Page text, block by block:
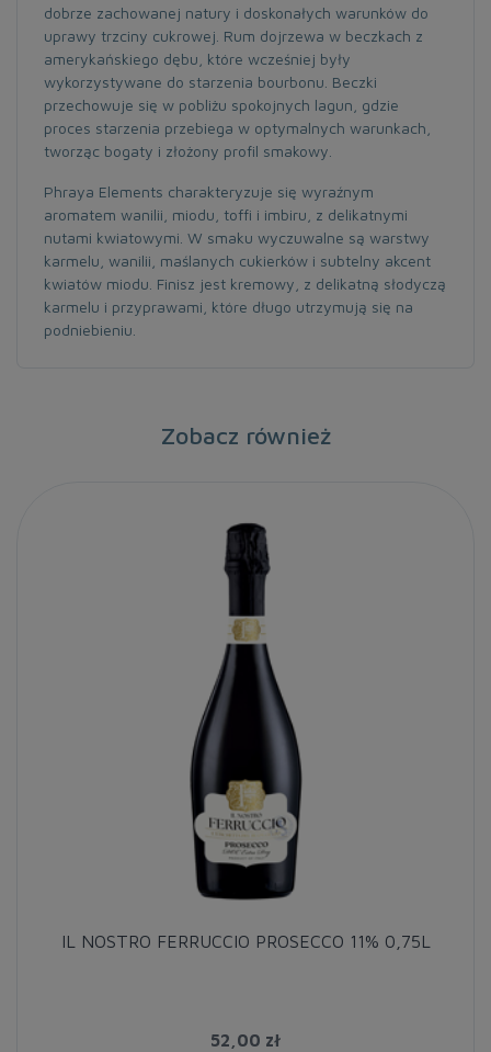
dobrze zachowanej natury i doskonałych warunków do
uprawy trzciny cukrowej. Rum dojrzewa w beczkach z
amerykańskiego dębu, które wcześniej były
wykorzystywane do starzenia bourbonu. Beczki
przechowuje się w pobliżu spokojnych lagun, gdzie
proces starzenia przebiega w optymalnych warunkach,
tworząc bogaty i złożony profil smakowy.
Phraya Elements charakteryzuje się wyraźnym
aromatem wanilii, miodu, toffi i imbiru, z delikatnymi
nutami kwiatowymi. W smaku wyczuwalne są warstwy
karmelu, wanilii, maślanych cukierków i subtelny akcent
kwiatów miodu. Finisz jest kremowy, z delikatną słodyczą
karmelu i przyprawami, które długo utrzymują się na
podniebieniu.
Zobacz również
IL NOSTRO FERRUCCIO PROSECCO 11% 0,75L
52,00 zł